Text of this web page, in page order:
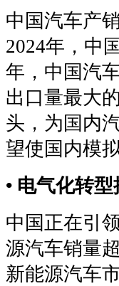
中国汽车产
2024年，中
年，中国汽
出口量最大
头，为国内
望使国内模
• 电气化转
中国正在引
源汽车销量
新能源汽车